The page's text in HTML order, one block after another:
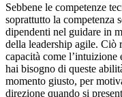
Sebbene le competenze
soprattutto la competenza
dipendenti nel guidare in
della leadership agile. Ciò
capacità come l’intuizione
hai bisogno di queste
momento giusto, per
direzione quando si